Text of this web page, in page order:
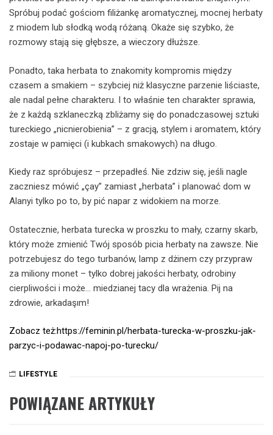
Spróbuj podać gościom filiżankę aromatycznej, mocnej herbaty
z miodem lub słodką wodą różaną. Okaże się szybko, że
rozmowy stają się głębsze, a wieczory dłuższe.
Ponadto, taka herbata to znakomity kompromis między
czasem a smakiem – szybciej niż klasyczne parzenie liściaste,
ale nadal pełne charakteru. I to właśnie ten charakter sprawia,
że z każdą szklaneczką zbliżamy się do ponadczasowej sztuki
tureckiego „nicnierobienia” – z gracją, stylem i aromatem, który
zostaje w pamięci (i kubkach smakowych) na długo.
Kiedy raz spróbujesz – przepadłeś. Nie zdziw się, jeśli nagle
zaczniesz mówić „çay” zamiast „herbata” i planować dom w
Alanyi tylko po to, by pić napar z widokiem na morze.
Ostatecznie, herbata turecka w proszku to mały, czarny skarb,
który może zmienić Twój sposób picia herbaty na zawsze. Nie
potrzebujesz do tego turbanów, lamp z dżinem czy przypraw
za miliony monet – tylko dobrej jakości herbaty, odrobiny
cierpliwości i może… miedzianej tacy dla wrażenia. Pij na
zdrowie, arkadaşım!
Zobacz też:https://feminin.pl/herbata-turecka-w-proszku-jak-
parzyc-i-podawac-napoj-po-turecku/
LIFESTYLE
POWIĄZANE ARTYKUŁY